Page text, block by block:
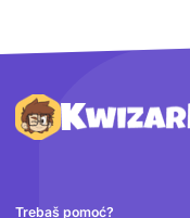
Podnožje
Trebaš pomoć?